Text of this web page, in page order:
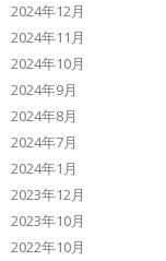
2024年12月
2024年11月
2024年10月
2024年9月
2024年8月
2024年7月
2024年1月
2023年12月
2023年10月
2022年10月